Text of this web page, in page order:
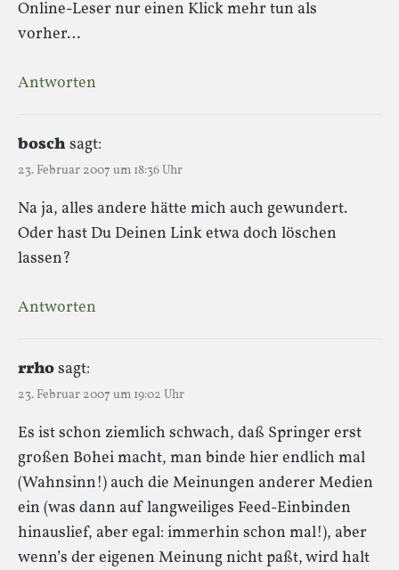
Online-Leser nur einen Klick mehr tun als
vorher…
Antworten
bosch sagt:
23. Februar 2007 um 18:36 Uhr
Na ja, alles andere hätte mich auch gewundert.
Oder hast Du Deinen Link etwa doch löschen
lassen?
Antworten
rrhosagt:
23. Februar 2007 um 19:02 Uhr
Es ist schon ziemlich schwach, daß Springer erst
großen Bohei macht, man binde hier endlich mal
(Wahnsinn!) auch die Meinungen anderer Medien
ein (was dann auf langweiliges Feed-Einbinden
hinauslief, aber egal: immerhin schon mal!), aber
wenn’s der eigenen Meinung nicht paßt, wird halt